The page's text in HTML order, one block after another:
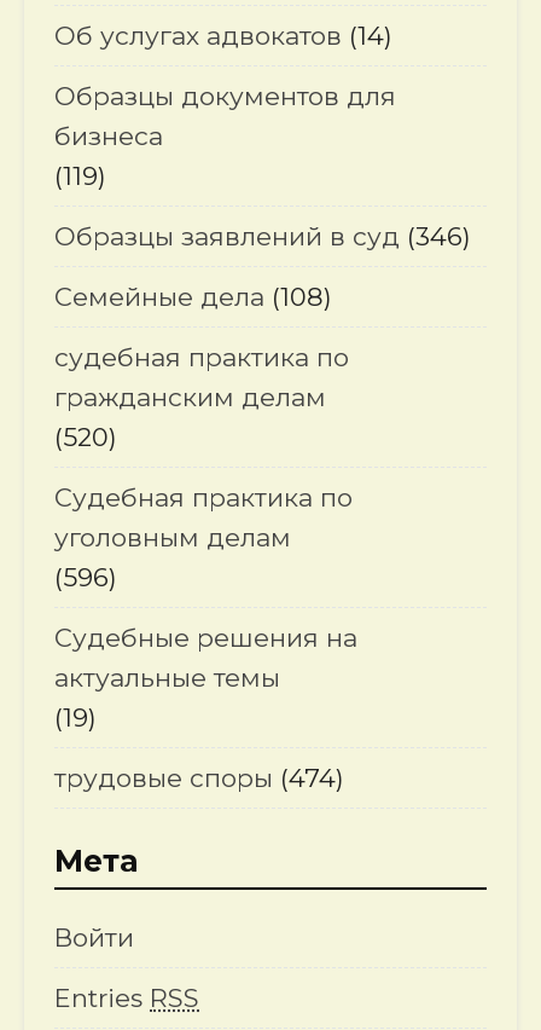
Об услугах адвокатов (14)
Образцы документов для
бизнеса
(119)
Образцы заявлений в суд (346)
Семейные дела (108)
судебная практика по
гражданским делам
(520)
Судебная практика по
уголовным делам
(596)
Судебные решения на
актуальные темы
(19)
трудовые споры (474)
Мета
Войти
Entries RSS